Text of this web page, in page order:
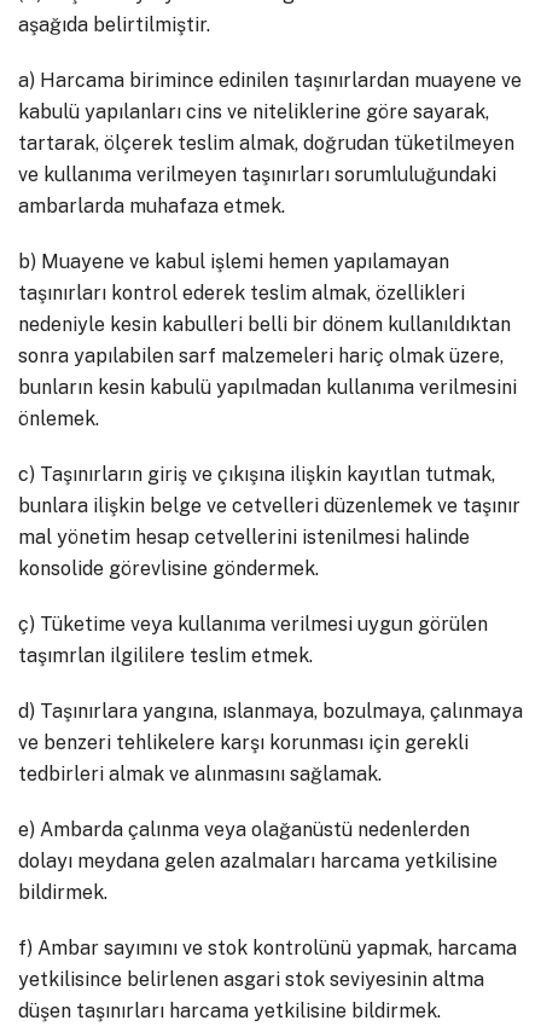
aşağıda belirtilmiştir.
a) Harcama birimince edinilen taşınırlardan muayene ve
kabulü yapılanları cins ve niteliklerine göre sayarak,
tartarak, ölçerek teslim almak, doğrudan tüketilmeyen
ve kullanıma verilmeyen taşınırları sorumluluğundaki
ambarlarda muhafaza etmek.
b) Muayene ve kabul işlemi hemen yapılamayan
taşınırları kontrol ederek teslim almak, özellikleri
nedeniyle kesin kabulleri belli bir dönem kullanıldıktan
sonra yapılabilen sarf malzemeleri hariç olmak üzere,
bunların kesin kabulü yapılmadan kullanıma verilmesini
önlemek.
c) Taşınırların giriş ve çıkışına ilişkin kayıtlan tutmak,
bunlara ilişkin belge ve cetvelleri düzenlemek ve taşınır
mal yönetim hesap cetvellerini istenilmesi halinde
konsolide görevlisine göndermek.
ç) Tüketime veya kullanıma verilmesi uygun görülen
taşımrlan ilgililere teslim etmek.
d) Taşınırlara yangına, ıslanmaya, bozulmaya, çalınmaya
ve benzeri tehlikelere karşı korunması için gerekli
tedbirleri almak ve alınmasını sağlamak.
e) Ambarda çalınma veya olağanüstü nedenlerden
dolayı meydana gelen azalmaları harcama yetkilisine
bildirmek.
f) Ambar sayımını ve stok kontrolünü yapmak, harcama
yetkilisince belirlenen asgari stok seviyesinin altma
düşen taşınırları harcama yetkilisine bildirmek.